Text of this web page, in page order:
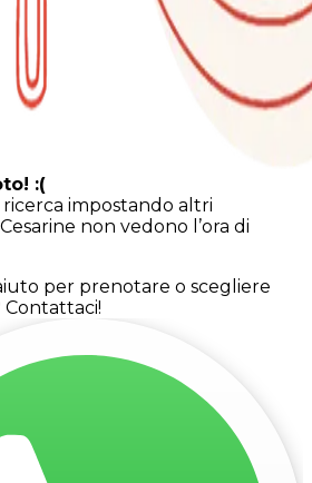
:(
impostando altri
non vedono l’ora di
per prenotare o scegliere
Contattaci!